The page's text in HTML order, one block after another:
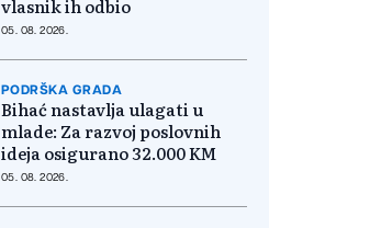
vlasnik ih odbio
05. 08. 2026.
PODRŠKA GRADA
Bihać nastavlja ulagati u
mlade: Za razvoj poslovnih
ideja osigurano 32.000 KM
05. 08. 2026.